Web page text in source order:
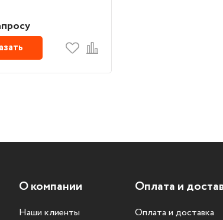
О компании
Наши клиенты
Оплата и
Оплата и доставка